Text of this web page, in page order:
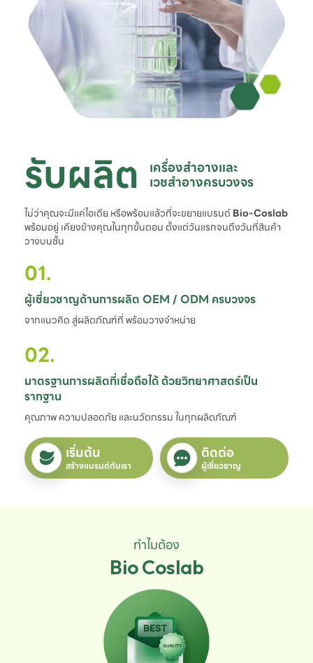
รับผลิต เครื่องสำอางและ
เวชสำอางครบวงจร
ไม่ว่าคุณจะมีแค่ไอเดีย หรือพร้อมแล้วที่จะขยายแบรนด์Bio-Coslab
พร้อมอยู่ เคียงข้างคุณในทุกขั้นตอน ตั้งแต่วันแรกจนถึงวันที่สินค้า
วางบนชั้น
01.
ผู้เชี่ยวชาญด้านการผลิต OEM / ODM ครบวงจร
จากแนวคิด สู่ผลิตภัณฑ์ที่ พร้อมวางจำหน่าย
02.
มาตรฐานการผลิตที่เชื่อถือได้ ด้วยวิทยาศาสตร์เป็น
รากฐาน
คุณภาพ ความปลอดภัย และนวัตกรรม ในทุกผลิตภัณฑ์
เริ่มต้น
สร้างแบรนด์กับเรา
ติดต่อ
ผู้เชี่ยวชาญ
ทำไมต้อง
Bio Coslab